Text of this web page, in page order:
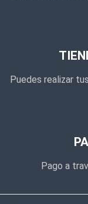
Puedes realizar
Pago a